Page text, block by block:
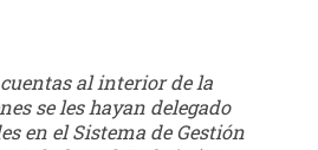
al interior de la
se les hayan delegado
en el Sistema de Gestión